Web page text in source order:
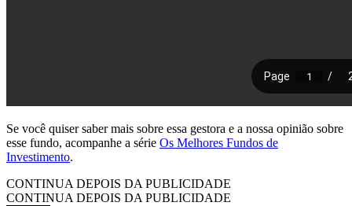
Se você quiser saber mais sobre essa gestora e a nossa opinião sobre
esse fundo, acompanhe a série Os Melhores Fundos de
Investimento.
CONTINUA DEPOIS DA PUBLICIDADE
CONTINUA DEPOIS DA PUBLICIDADE